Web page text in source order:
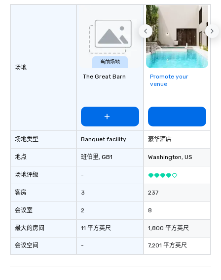
场地
场地类型
地点
场地评级
客房
会议室
最大的房间
会议空间
当前场地
The Great Barn
Banquet facility
班伯里, GB1
-
3
2
11 平方英尺
-
Promote your
venue
豪华酒店
Washington, US
237
8
1,800 平方英尺
7,201 平方英尺